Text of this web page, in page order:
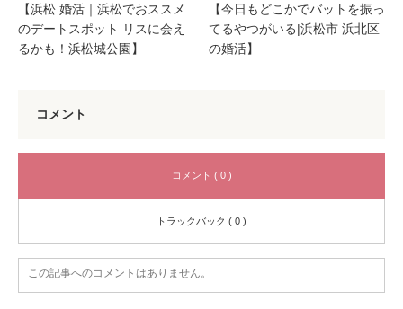
【浜松 婚活｜浜松でおススメ
のデートスポット リスに会え
るかも！浜松城公園】
【今日もどこかでバットを振っ
てるやつがいる|浜松市 浜北区
の婚活】
コメント
コメント ( 0 )
トラックバック ( 0 )
この記事へのコメントはありません。